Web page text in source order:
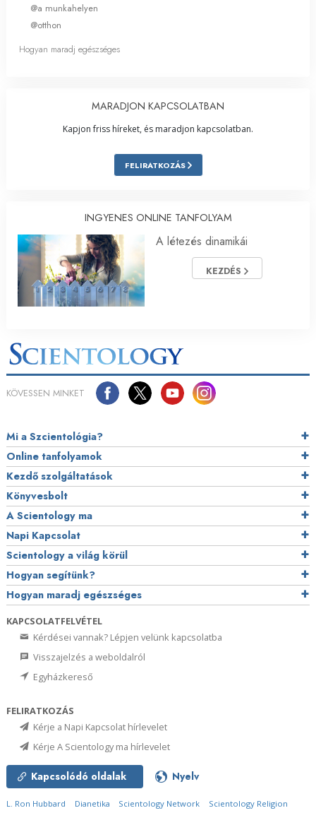
@a munkahelyen
@otthon
Hogyan maradj egészséges
MARADJON KAPCSOLATBAN
Kapjon friss híreket, és maradjon kapcsolatban.
FELIRATKOZÁS
INGYENES ONLINE TANFOLYAM
A létezés dinamikái
KEZDÉS
KÖVESSEN MINKET
Mi a Szcientológia?
Online tanfolyamok
Kezdő szolgáltatások
Könyvesbolt
A Scientology ma
Napi Kapcsolat
Scientology a világ körül
Hogyan segítünk?
Hogyan maradj egészséges
KAPCSOLATFELVÉTEL
Kérdései vannak? Lépjen velünk kapcsolatba
Visszajelzés a weboldalról
Egyházkereső
FELIRATKOZÁS
Kérje a Napi Kapcsolat hírlevelet
Kérje A Scientology ma hírlevelet
Kapcsolódó oldalak Nyelv
L. Ron Hubbard Dianetika Scientology Network Scientology Religion